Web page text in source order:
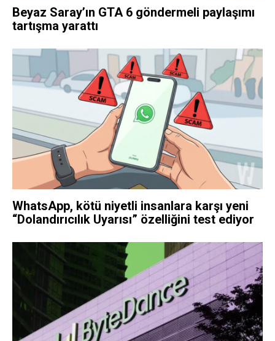
Beyaz Saray’ın GTA 6 göndermeli paylaşımı
tartışma yarattı
WhatsApp, kötü niyetli insanlara karşı yeni
“Dolandırıcılık Uyarısı” özelliğini test ediyor